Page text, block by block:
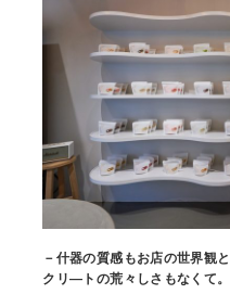
－什器の質感もお店の世界観
クリ―トの荒々しさもなくて。